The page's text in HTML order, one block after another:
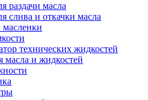
раздачи масла
слива и откачки масла
технических жидкостей
масла и жидкостей